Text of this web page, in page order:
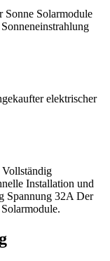
Sonne Solarmodule
elektrischer
Installation und
Spannung 32A Der